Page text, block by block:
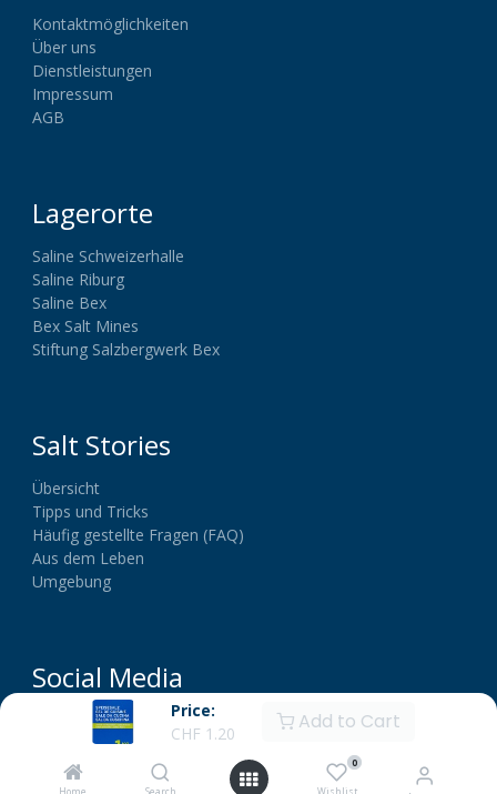
Price:
CHF 1.20 Add to Cart
Home Search
0
Wishlist
Kontaktmöglichkeiten
Über uns
Dienstleistungen
Impressum
AGB
Lagerorte
Saline Schweizerhalle
Saline Riburg
Saline Bex
Bex Salt Mines
Stiftung Salzbergwerk Bex
Salt Stories
Übersicht
Tipps und Tricks
Häufig gestellte Fragen (FAQ)
Aus dem Leben
Umgebung
Social Media